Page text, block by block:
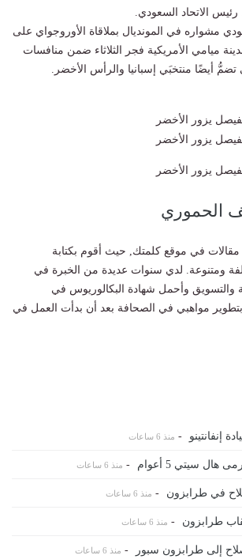
الاتحاد السعودي.
مشواره في المونديال بملاقاة الأوروجواي على
ميامي الأمريكية فجر الثلاثاء ضمن منافسات
تضمُّ أيضًا منتخبَي إسبانيا والرأس الأخضر.
الحموري
في موقع كلمتك, حيث أقوم بكتابة
ومتنوعة. لدي سنوات عديدة من الخبرة في
والتسويق وأحمل شهادة البكالوريوس في
مواهبي في الصحافة بعد أن بدأت العمل في
إنفانتينو - منذ 6 ساعات
سيتي 5 أعوام - منذ 6 ساعات
في طرابزون - منذ 6 ساعات
طرابزون - منذ 6 ساعات
- منذ 6 ساعات